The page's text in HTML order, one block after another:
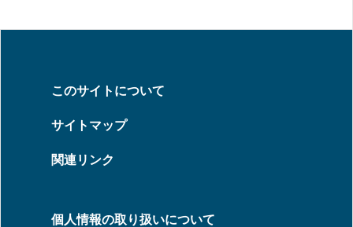
このサイトについて
サイトマップ
関連リンク
個人情報の取り扱いについて